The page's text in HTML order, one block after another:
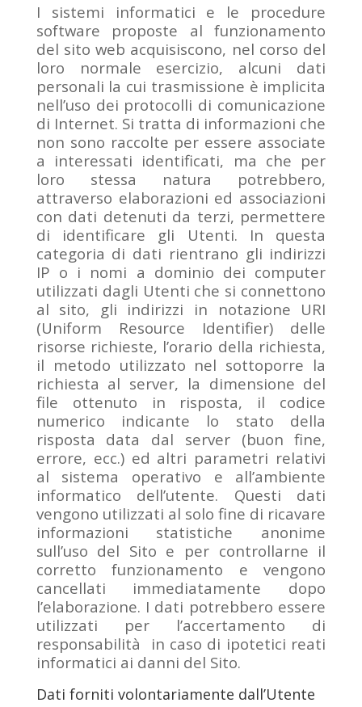
I sistemi informatici e le procedure
software proposte al funzionamento
del sito web acquisiscono, nel corso del
loro normale esercizio, alcuni dati
personali la cui trasmissione è implicita
nell’uso dei protocolli di comunicazione
di Internet. Si tratta di informazioni che
non sono raccolte per essere associate
a interessati identificati, ma che per
loro stessa natura potrebbero,
attraverso elaborazioni ed associazioni
con dati detenuti da terzi, permettere
di identificare gli Utenti. In questa
categoria di dati rientrano gli indirizzi
IP o i nomi a dominio dei computer
utilizzati dagli Utenti che si connettono
al sito, gli indirizzi in notazione URI
(Uniform Resource Identifier) delle
risorse richieste, l’orario della richiesta,
il metodo utilizzato nel sottoporre la
richiesta al server, la dimensione del
file ottenuto in risposta, il codice
numerico indicante lo stato della
risposta data dal server (buon fine,
errore, ecc.) ed altri parametri relativi
al sistema operativo e all’ambiente
informatico dell’utente. Questi dati
vengono utilizzati al solo fine di ricavare
informazioni statistiche anonime
sull’uso del Sito e per controllarne il
corretto funzionamento e vengono
cancellati immediatamente dopo
l’elaborazione. I dati potrebbero essere
utilizzati per l’accertamento di
responsabilità in caso di ipotetici reati
informatici ai danni del Sito.
Dati forniti volontariamente dall’Utente